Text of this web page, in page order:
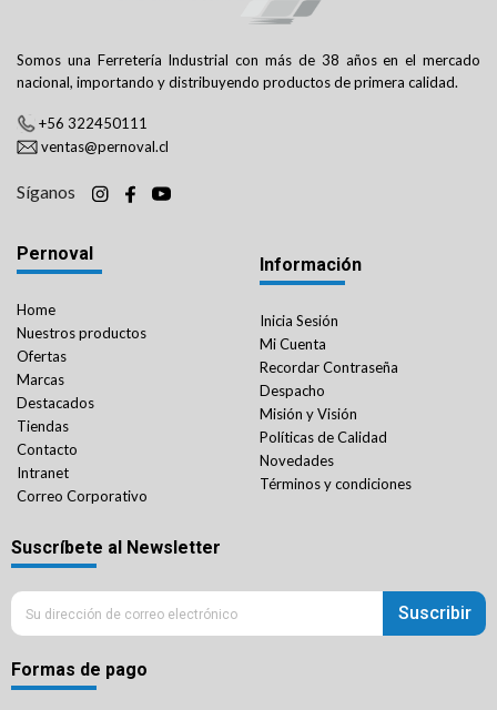
Somos una Ferretería Industrial con más de 38 años en el mercado
nacional, importando y distribuyendo productos de primera calidad.
+56 322450111
ventas@pernoval.cl
Síganos
Pernoval
Home
Nuestros productos
Ofertas
Marcas
Destacados
Tiendas
Contacto
Intranet
Correo Corporativo
Información
Inicia Sesión
Mi Cuenta
Recordar Contraseña
Despacho
Misión y Visión
Políticas de Calidad
Novedades
Términos y condiciones
Suscríbete al Newsletter
Suscribir
Formas de pago